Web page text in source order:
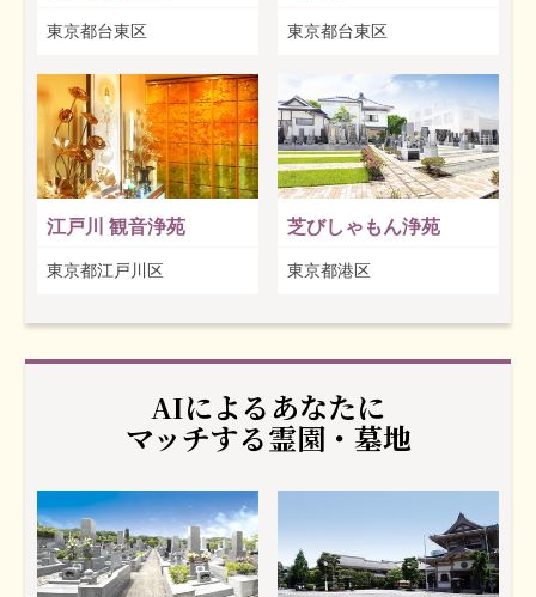
東京都台東区 東京都台東区
江戸川 観音浄苑
東京都江戸川区
芝びしゃもん浄苑
東京都港区
AIによるあなたに
マッチする霊園・墓地